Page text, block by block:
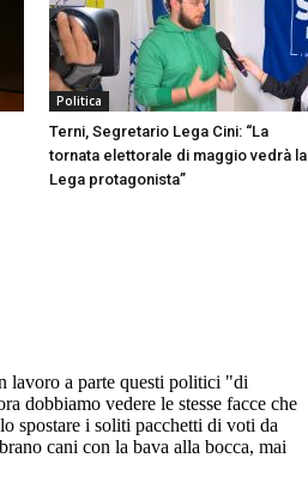
Politica
Terni, Segretario Lega Cini: “La
tornata elettorale di maggio vedrà la
Lega protagonista”